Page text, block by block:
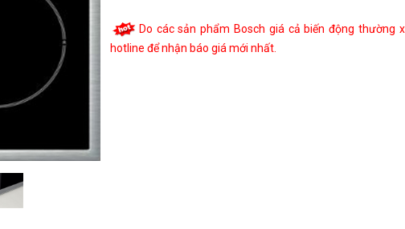
Do các sản phẩm Bosch giá cả biến động thường
hotline để nhận báo giá mới nhất.